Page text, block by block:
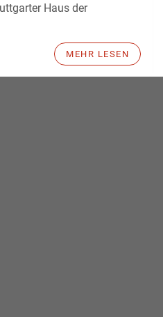
Haus der
MEHR LESEN